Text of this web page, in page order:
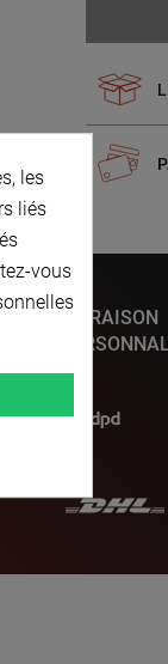
LIVRAISON
les
liés
vous